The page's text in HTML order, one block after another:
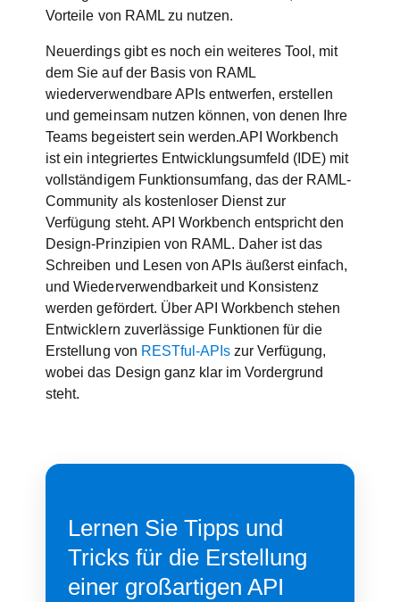
Vorteile von RAML zu nutzen.
Neuerdings gibt es noch ein weiteres Tool, mit
dem Sie auf der Basis von RAML
wiederverwendbare APIs entwerfen, erstellen
und gemeinsam nutzen können, von denen Ihre
Teams begeistert sein werden.API Workbench
ist ein integriertes Entwicklungsumfeld (IDE) mit
vollständigem Funktionsumfang, das der RAML-
Community als kostenloser Dienst zur
Verfügung steht. API Workbench entspricht den
Design-Prinzipien von RAML. Daher ist das
Schreiben und Lesen von APIs äußerst einfach,
und Wiederverwendbarkeit und Konsistenz
werden gefördert. Über API Workbench stehen
Entwicklern zuverlässige Funktionen für die
Erstellung von RESTful-APIszur Verfügung,
wobei das Design ganz klar im Vordergrund
steht.
Lernen Sie Tipps und
Tricks für die Erstellung
einer großartigen API